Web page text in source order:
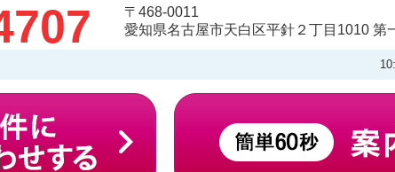
〒468-0011
愛知県名古屋市天白区平針２丁目1010 第